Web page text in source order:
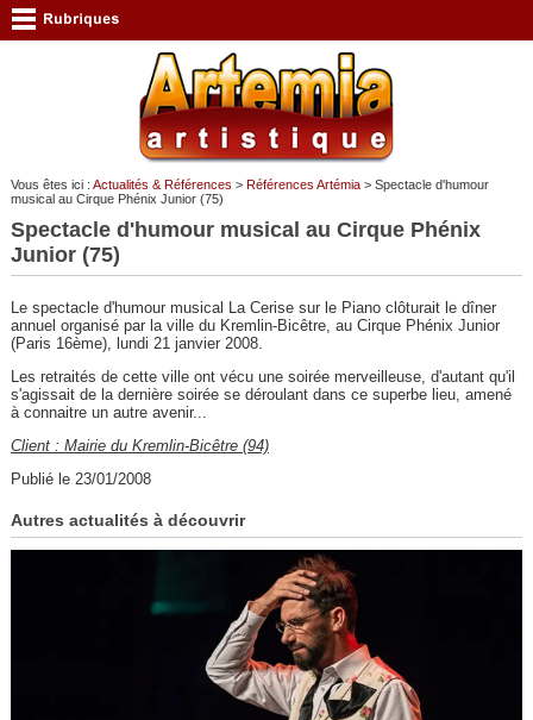
Vous êtes ici : Actualités & Références > Références Artémia> Spectacle d'humour
musical au Cirque Phénix Junior (75)
Spectacle d'humour musical au Cirque Phénix
Junior (75)
Le spectacle d'humour musical La Cerise sur le Piano clôturait le dîner
annuel organisé par la ville du Kremlin-Bicêtre, au Cirque Phénix Junior
(Paris 16ème), lundi 21 janvier 2008.
Les retraités de cette ville ont vécu une soirée merveilleuse, d'autant qu'il
s'agissait de la dernière soirée se déroulant dans ce superbe lieu, amené
à connaitre un autre avenir...
Client : Mairie du Kremlin-Bicêtre (94)
Publié le 23/01/2008
Autres actualités à découvrir